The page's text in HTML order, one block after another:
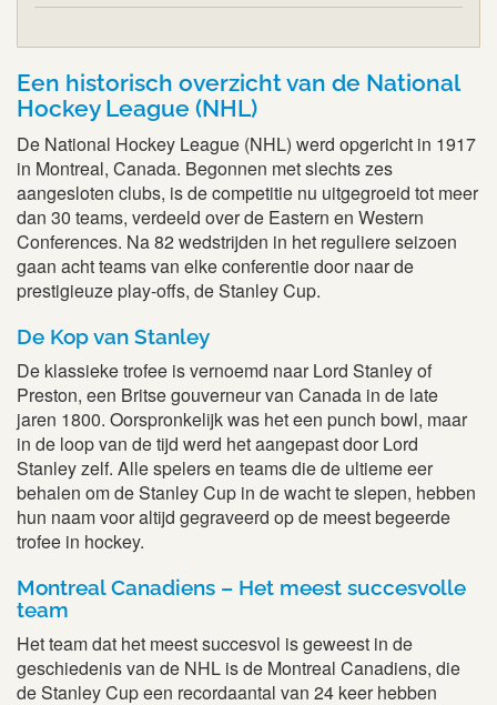
Een historisch overzicht van de National
Hockey League (NHL)
De National Hockey League (NHL) werd opgericht in 1917
in Montreal, Canada. Begonnen met slechts zes
aangesloten clubs, is de competitie nu uitgegroeid tot meer
dan 30 teams, verdeeld over de Eastern en Western
Conferences. Na 82 wedstrijden in het reguliere seizoen
gaan acht teams van elke conferentie door naar de
prestigieuze play-offs, de Stanley Cup.
De Kop van Stanley
De klassieke trofee is vernoemd naar Lord Stanley of
Preston, een Britse gouverneur van Canada in de late
jaren 1800. Oorspronkelijk was het een punch bowl, maar
in de loop van de tijd werd het aangepast door Lord
Stanley zelf. Alle spelers en teams die de ultieme eer
behalen om de Stanley Cup in de wacht te slepen, hebben
hun naam voor altijd gegraveerd op de meest begeerde
trofee in hockey.
Montreal Canadiens – Het meest succesvolle
team
Het team dat het meest succesvol is geweest in de
geschiedenis van de NHL is de Montreal Canadiens, die
de Stanley Cup een recordaantal van 24 keer hebben